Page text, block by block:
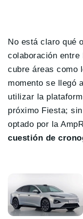
No está claro qué
colaboración entre
cubre áreas como
momento se llegó
utilizar la
próximo Fiesta;
optado por la
cuestión de